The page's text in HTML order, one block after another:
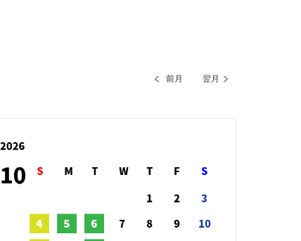
前月 翌月